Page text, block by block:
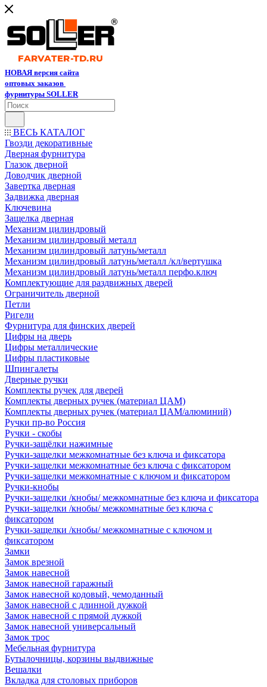
НОВАЯ версия сайта
оптовых заказов
фурнитуры SOLLER
ВЕСЬ КАТАЛОГ
Гвозди декоративные
Дверная фурнитура
Глазок дверной
Доводчик дверной
Завертка дверная
Задвижка дверная
Ключевина
Защелка дверная
Механизм цилиндровый
Механизм цилиндровый металл
Механизм цилиндровый латунь/металл
Механизм цилиндровый латунь/металл /кл/вертушка
Механизм цилиндровый латунь/металл перфо.ключ
Комплектующие для раздвижных дверей
Ограничитель дверной
Петли
Ригели
Фурнитура для финских дверей
Цифры на дверь
Цифры металлические
Цифры пластиковые
Шпингалеты
Дверные ручки
Комплекты ручек для дверей
Комплекты дверных ручек (материал ЦАМ)
Комплекты дверных ручек (материал ЦАМ/алюминий)
Ручки пр-во Россия
Ручки - скобы
Ручки-защёлки нажимные
Ручки-защелки межкомнатные без ключа и фиксатора
Ручки-защелки межкомнатные без ключа с фиксатором
Ручки-защелки межкомнатные с ключом и фиксатором
Ручки-кнобы
Ручки-защелки /кнобы/ межкомнатные без ключа и фиксатора
Ручки-защелки /кнобы/ межкомнатные без ключа с
фиксатором
Ручки-защелки /кнобы/ межкомнатные с ключом и
фиксатором
Замки
Замок врезной
Замок навесной
Замок навесной гаражный
Замок навесной кодовый, чемоданный
Замок навесной с длинной дужкой
Замок навесной с прямой дужкой
Замок навесной универсальный
Замок трос
Мебельная фурнитура
Бутылочницы, корзины выдвижные
Вешалки
Вкладка для столовых приборов